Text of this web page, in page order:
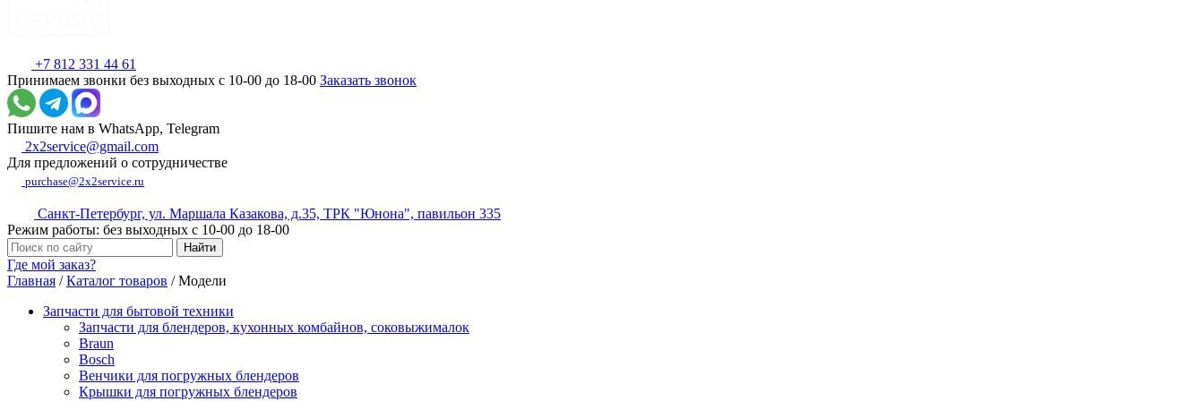
+7 812 331 44 61
Принимаем звонки без выходных с 10-00 до 18-00 Заказать звонок
Пишите нам в WhatsApp, Telegram
2x2service@gmail.com
Для предложений о сотрудничестве
purchase@2x2service.ru
Санкт-Петербург, ул. Маршала Казакова, д.35, ТРК "Юнона", павильон 335
Режим работы: без выходных с 10-00 до 18-00
Где мой заказ?
Главная /Каталог товаров /Модели
Запчасти для бытовой техники
Запчасти для блендеров, кухонных комбайнов, соковыжималок
Braun
Bosch
Венчики для погружных блендеров
Крышки для погружных блендеров